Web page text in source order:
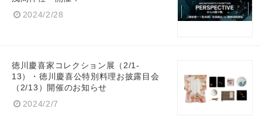
2024/2/28
徳川慶喜家コレクション展（2/1-
13）・徳川慶喜公特別料理お披露目会
（2/13）開催のお知らせ
2024/2/7